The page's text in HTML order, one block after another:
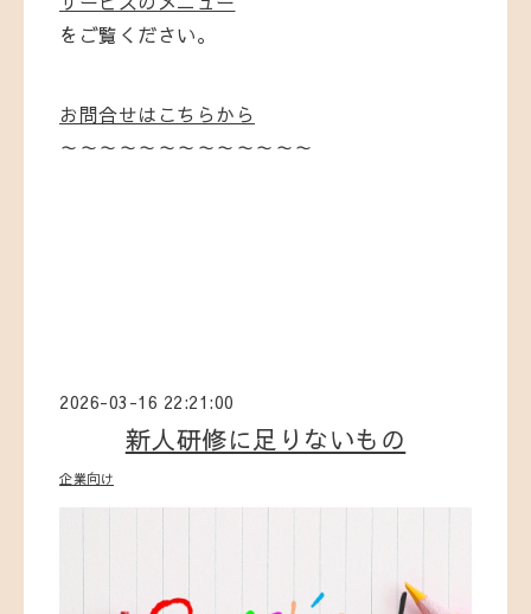
をご覧ください。
お問合せはこちらから
～～～～～～～～～～～～～
2026-03-16 22:21:00
新人研修に足りないもの
企業向け